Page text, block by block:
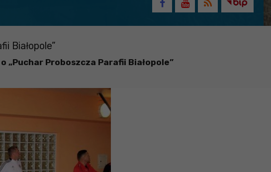
Białopole”
„Puchar Proboszcza Parafii Białopole”